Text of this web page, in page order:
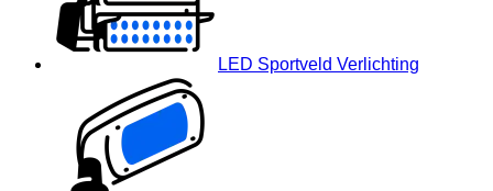
LED Sportveld Verlichting